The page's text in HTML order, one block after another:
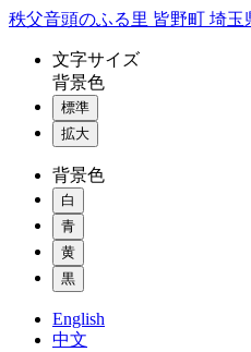
コ
秩父音頭のふる里 皆野町 埼
文字サイズ
背景色
標準
拡大
背景色
白
青
黄
黒
English
中文